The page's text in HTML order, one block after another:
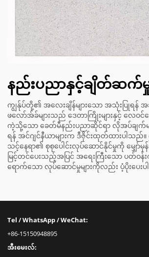
နည်းပညာနှင့်ချိတ်ဆက်
ကျွန်ုပ်တို့၏ အလေးချိန်များသော အသုံးပြုရန် အဆ
ဖလော်အ်ခ်များသည် ဒေတာကြိုးများနှင့် လေဝင်
ကဲ့သို့သော ခေတ်မီနည်းပညာဆိုင်ရာ လိုအပ်ချက်မ
ရန် အင်ဂျင်နီယာများက ဒီဇိုင်းထုတ်ထားပါသည်
သင့်နေရာ၏ စုစုပေါင်းလုပ်ဆောင်နိုင်မှုကို မျှော်
မြင့်တင်ပေးသည့်အပြင် အရေးကြီးသော ပတ်ဝန်း
ရောက်သော လုပ်ဆောင်မှုများကိုလည်း ပံ့ပိုးပေး
Tel / WhatsApp / WeChat:
+86-15150948895
အီးမေးလ်: